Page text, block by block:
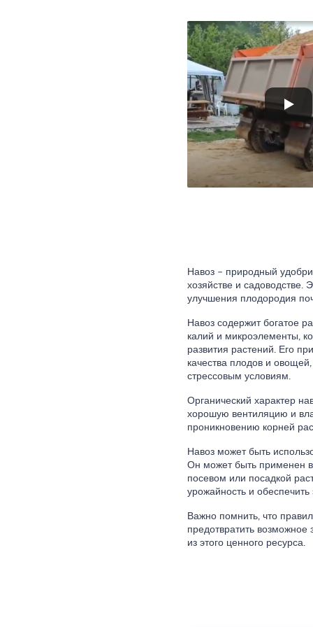
Навоз – природный
хозяйстве и садоводстве.
улучшения плодородия
Навоз содержит богатое
калий и микроэлементы,
развития растений. Его
качества плодов и
стрессовым условиям.
Органический характер
хорошую вентиляцию и
проникновению корней
Навоз может быть
Он может быть применен в
посевом или посадкой
урожайность и обеспечить
Важно помнить, что
предотвратить
из этого ценного ресурса.